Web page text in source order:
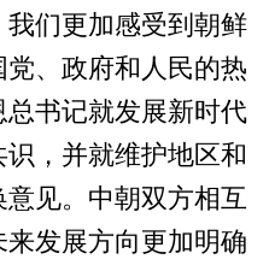
们更加感受到朝鲜
、政府和人民的热
书记就发展新时代
，并就维护地区和
见。中朝双方相互
发展方向更加明确